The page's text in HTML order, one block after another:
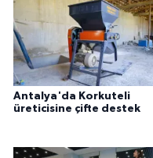
Antalya'da Korkuteli
üreticisine çifte destek